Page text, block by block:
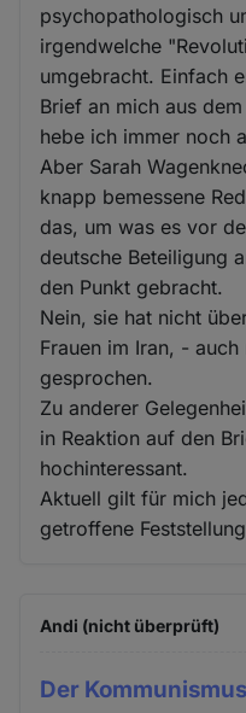
psychopathologisch
irgendwelche
umgebracht. Einfach
Brief an mich aus
hebe ich immer noch
Aber Sarah
knapp bemessene
das, um was es vor
deutsche Beteiligung
den Punkt gebracht.
Nein, sie hat nicht
Frauen im Iran, -
gesprochen.
Zu anderer
in Reaktion auf den
hochinteressant.
Aktuell gilt für mich
getroffene
Andi (nicht überprüft)
Der